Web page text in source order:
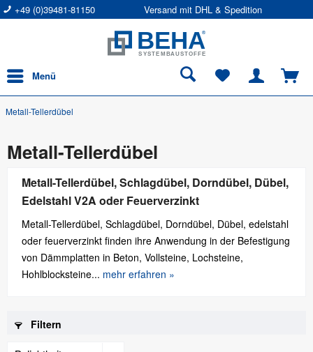
+49 (0)39481-81150 Versand mit DHL & Spedition
Menü
Metall-Tellerdübel
Metall-Tellerdübel
Metall-Tellerdübel, Schlagdübel, Dorndübel, Dübel,
Edelstahl V2A oder Feuerverzinkt
Metall-Tellerdübel, Schlagdübel, Dorndübel, Dübel, edelstahl
oder feuerverzinkt finden ihre Anwendung in der Befestigung
von Dämmplatten in Beton, Vollsteine, Lochsteine,
Hohlblocksteine... mehr erfahren »
Filtern